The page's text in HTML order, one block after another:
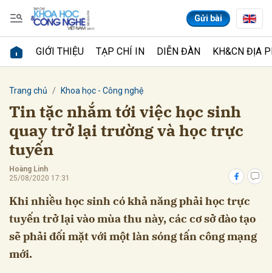
Gửi bài
GIỚI THIỆU TẠP CHÍ IN DIỄN ĐÀN KH&CN ĐỊA
Trang chủ Khoa học - Công nghệ
Tin tặc nhắm tới việc học sinh
quay trở lại trường và học trực
tuyến
Hoàng Linh
25/08/2020 17:31
Khi nhiều học sinh có khả năng phải học trực
tuyến trở lại vào mùa thu này, các cơ sở đào tạo
sẽ phải đối mặt với một làn sóng tấn công mạng
mới.
Gửi bình luận
Hủy Gửi